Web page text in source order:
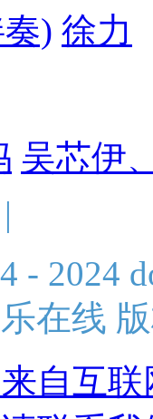
) 徐力
吴芯伊
|
- 2024
在线
自互